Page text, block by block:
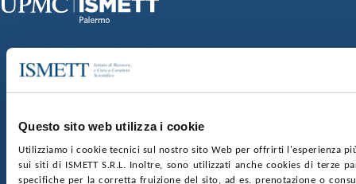
Questo sito web utilizza i cookie
Utilizziamo i cookie tecnici sul nostro sito Web per offrirti l'esperienza
sui siti di ISMETT S.R.L. Inoltre, sono utilizzati anche cookies di terze
specifiche per la corretta fruizione del sito, ad es. prenotazione o
Via Discesa dei Giudici 4 90133 Palermo
nr. REA PA-201818 P.I. 04544550827
SOCIETÀ TRASPARENTE WHISTLEBLOWING